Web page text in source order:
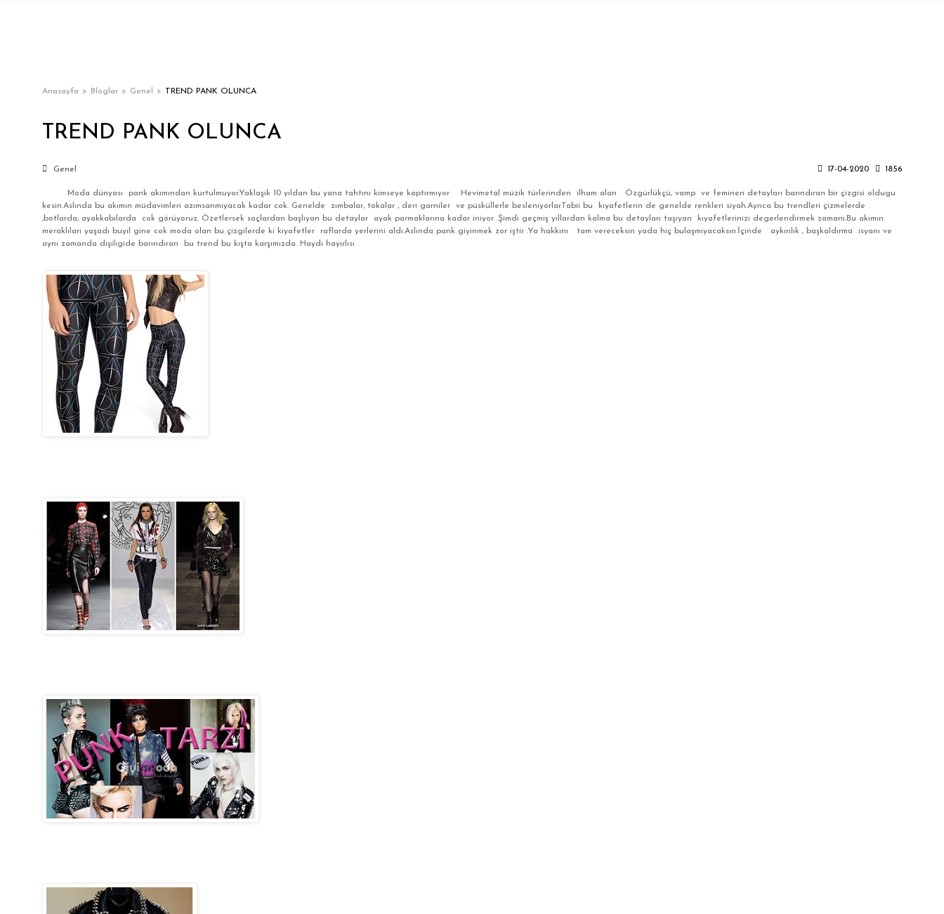
Anasayfa Bloglar Genel TREND PANK OLUNCA
TREND PANK OLUNCA
Genel 17-04-2020 18:56
Moda dünyası pank akımından kurtulmuyor.Yaklaşık 10 yıldan bu yana tahtını kimseye kaptırmıyor Hevimetal müzik türlerinden ilham alan Özgürlükçü, vamp ve feminen detayları barındıran bir çizgisi oldugu
kesin.Aslında bu akımın müdavimleri azımsanmıyacak kadar cok. Genelde zımbalar, tokalar , deri garniler ve püsküllerle besleniyorlar.Tabii bu kıyafetlerin de genelde renkleri siyah.Ayrıca bu trendleri çizmelerde
,botlarda, ayakkabılarda cok görüyoruz. Özetlersek saçlardan başlıyan bu detaylar ayak parmaklarına kadar iniyor .Şimdi geçmiş yıllardan kalma bu detayları taşıyan kıyafetlerinizi degerlendirmek zamanı.Bu akımın
meraklıları yaşadı buyıl gine cok moda olan bu çizgilerde ki kıyafetler raflarda yerlerini aldı.Aslında pank giyinmek zor iştir .Ya hakkını tam vereceksin yada hiç bulaşmıyacaksın.İçinde aykırılık , başkaldırma isyanı ve
aynı zamanda dişiligide barındıran bu trend bu kışta karşımızda. Haydi hayırlısı